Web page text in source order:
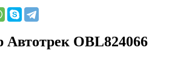
Автотрек OBL824066